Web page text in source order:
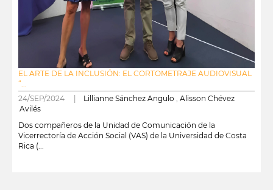
EL ARTE DE LA INCLUSIÓN: EL CORTOMETRAJE AUDIOVISUAL
“...
24/SEP/2024 | Lillianne Sánchez Angulo
Alisson Chévez
Avilés
Dos compañeros de la Unidad de Comunicación de la
Vicerrectoría de Acción Social (VAS) de la Universidad de Costa
Rica (...